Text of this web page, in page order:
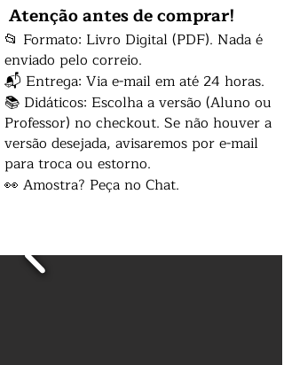
Atenção antes de comprar!
📂 Formato: Livro Digital (PDF). Nada é
enviado pelo correio.
📬 Entrega: Via e-mail em até 24 horas.
📚 Didáticos: Escolha a versão (Aluno ou
Professor) no checkout. Se não houver a
versão desejada, avisaremos por e-mail
para troca ou estorno.
👀 Amostra? Peça no Chat.